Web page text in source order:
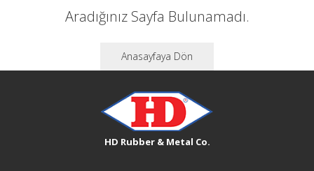
Aradığınız Sayfa Bulunamadı.
Anasayfaya Dön
HD Rubber & Metal Co.